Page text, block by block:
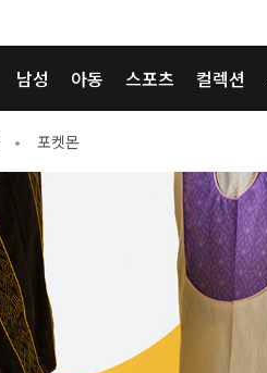
남성 아동 스포츠 컬렉션
포켓몬